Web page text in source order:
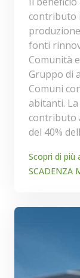
contributo
fonti
Comunità
Gruppo di
Comuni
abitanti.
contributo
del 40%
Scopri di più
SCADENZA